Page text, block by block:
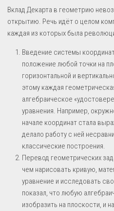
Вклад Декарта в геометрию
открытию. Речь идёт о целом
каждая из которых была
Введение системы
положение любой точки на
горизонтальной и
этому каждая
алгебраическое
уравнения. Например,
начале координат стала
делало работу с ней
классические построения.
Перевод геометрических
чем нарисовать кривую,
уравнение и исследовать
показал, что любую
изобразить на плоскости, и